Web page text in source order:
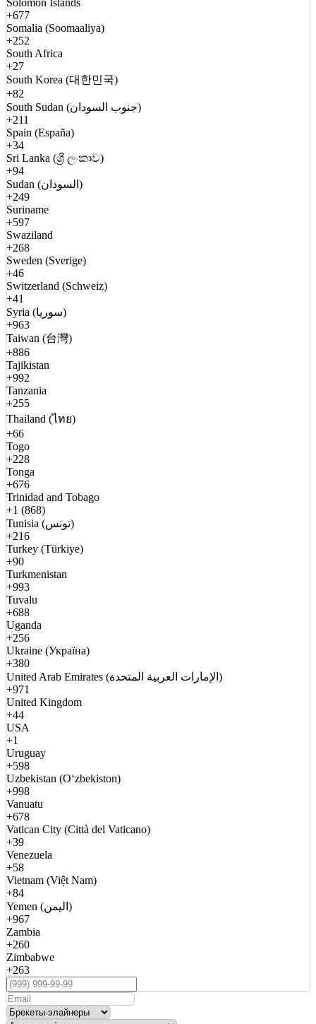
Solomon Islands
+677
Somalia (Soomaaliya)
+252
South Africa
+27
South Korea (대한민국)
+82
South Sudan (جنوب السودان)
+211
Spain (España)
+34
Sri Lanka (ශ්‍රී ලංකාව)
+94
Sudan (السودان)
+249
Suriname
+597
Swaziland
+268
Sweden (Sverige)
+46
Switzerland (Schweiz)
+41
Syria (سوريا)
+963
Taiwan (台灣)
+886
Tajikistan
+992
Tanzania
+255
Thailand (ไทย)
+66
Togo
+228
Tonga
+676
Trinidad and Tobago
+1 (868)
Tunisia (تونس)
+216
Turkey (Türkiye)
+90
Turkmenistan
+993
Tuvalu
+688
Uganda
+256
Ukraine (Україна)
+380
United Arab Emirates (الإمارات العربية المتحدة)
+971
United Kingdom
+44
USA
+1
Uruguay
+598
Uzbekistan (Oʻzbekiston)
+998
Vanuatu
+678
Vatican City (Città del Vaticano)
+39
Venezuela
+58
Vietnam (Việt Nam)
+84
Yemen (اليمن)
+967
Zambia
+260
Zimbabwe
+263